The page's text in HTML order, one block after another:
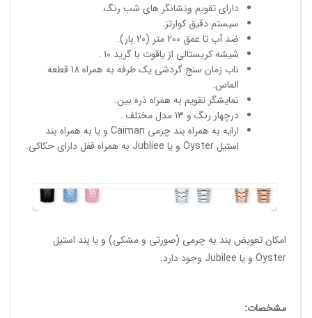
دارای تقویم ونشانگر های شب رنگ.
سیستم دقیق کوارتز.
ضد آب تا عمق 200 متر (20 بار).
شیشه کریستالی از یاقوت با گرید 10 .
ناب زمان سنج گردشی یک طرفه به همراه 18 قطعه
الماس.
نمایشگر تقویم به همراه ذره بین.
درچهار رنگ و 13 مدل مختلف .
ارایه به همراه بند چرمی Caiman و یا به همراه بند
استیل Oyster و یا Jubliee به همراه قفل دارای حکاکی.
امکان تعویض بند به چرمی (صورتی و مشکی) و یا بند استیل
Oyster و یا Jubilee وجود دارد.
مشخصات: